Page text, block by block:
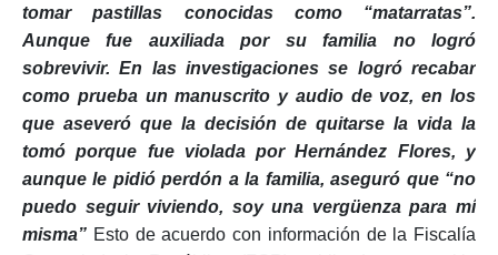
tomar pastillas conocidas como “matarratas”.
Aunque fue auxiliada por su familia no logró
sobrevivir. En las investigaciones se logró recabar
como prueba un manuscrito y audio de voz, en los
que aseveró que la decisión de quitarse la vida la
tomó porque fue violada por Hernández Flores, y
aunque le pidió perdón a la familia, aseguró que “no
puedo seguir viviendo, soy una vergüenza para mí